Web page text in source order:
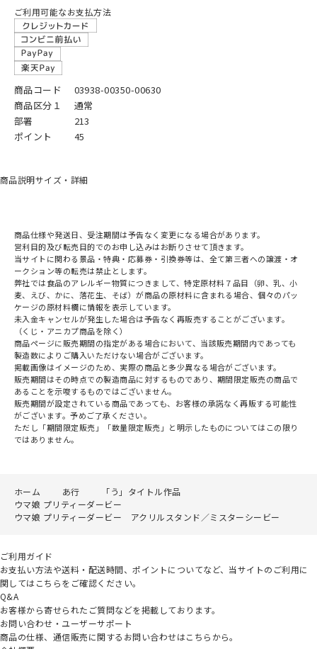
ご利用可能なお支払方法
商品コード
03938-00350-00630
商品区分１
通常
部署
213
ポイント
45
商品説明サイズ・詳細
商品仕様や発送日、受注期間は予告なく変更になる場合があります。
営利目的及び転売目的でのお申し込みはお断りさせて頂きます。
当サイトに関わる景品・特典・応募券・引換券等は、全て第三者への譲渡・オ
ークション等の転売は禁止とします。
弊社では食品のアレルギー物質につきまして、特定原材料７品目（卵、乳、小
麦、えび、かに、落花生、そば）が商品の原材料に含まれる場合、個々のパッ
ケージの原材料欄に情報を表示しています。
未入金キャンセルが発生した場合は予告なく再販売することがございます。
（くじ・アニカプ商品を除く）
商品ページに販売期間の指定がある場合において、当該販売期間内であっても
製造数によりご購入いただけない場合がございます。
掲載画像はイメージのため、実際の商品と多少異なる場合がございます。
販売期間はその時点での製造商品に対するものであり、期間限定販売の商品で
あることを示唆するものではございません。
販売期間が設定されている商品であっても、お客様の承諾なく再販する可能性
がございます。予めご了承ください。
ただし「期間限定販売」「数量限定販売」と明示したものについてはこの限り
ではありません。
ホーム あ行
「う」タイトル作品
ウマ娘 プリティーダービー
ウマ娘 プリティーダービー アクリルスタンド／ミスターシービー
ご利用ガイド
お支払い方法や送料・配送時間、ポイントについてなど、当サイトのご利用に
関してはこちらをご確認ください。
Q&A
お客様から寄せられたご質問などを掲載しております。
お問い合わせ・ユーザーサポート
商品の仕様、通信販売に関するお問い合わせはこちらから。